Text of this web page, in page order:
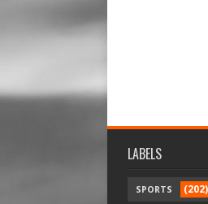
LABELS
SPORTS (202)